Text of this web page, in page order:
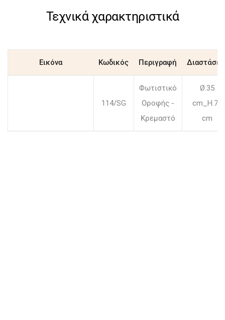
Τεχνικά χαρακτηριστικά
Εικόνα Κωδικός Περιγραφή
114/SG
Φωτιστικό
Οροφής -
Κρεμαστό
Ø.35
cm_H.74
cm